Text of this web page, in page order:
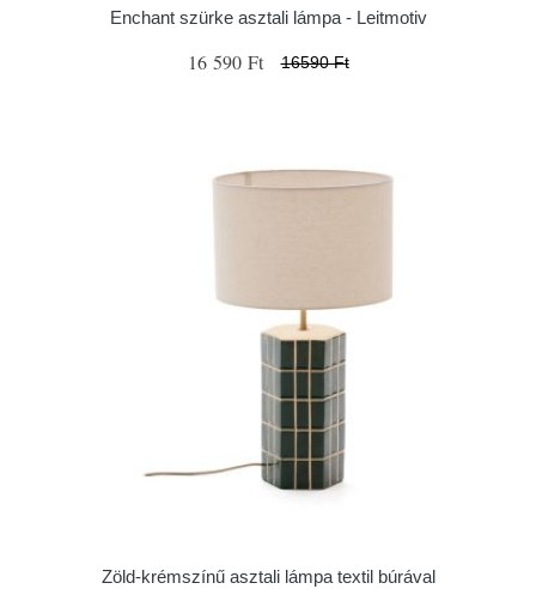
Enchant szürke asztali lámpa - Leitmotiv
16 590 Ft 16590 Ft
Zöld-krémszínű asztali lámpa textil búrával